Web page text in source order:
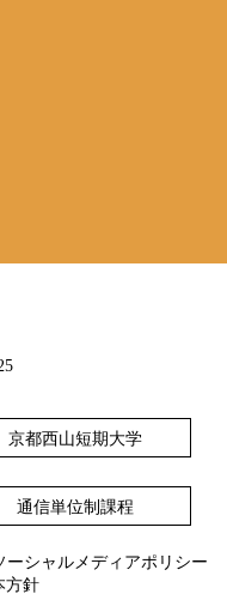
京都西山短期大学
通信単位制課程
ーシャルメディアポリシー
方針